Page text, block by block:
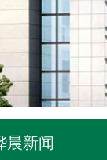
晨新闻